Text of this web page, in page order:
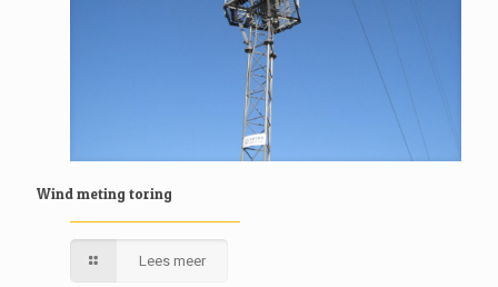
Wind meting toring
Lees meer